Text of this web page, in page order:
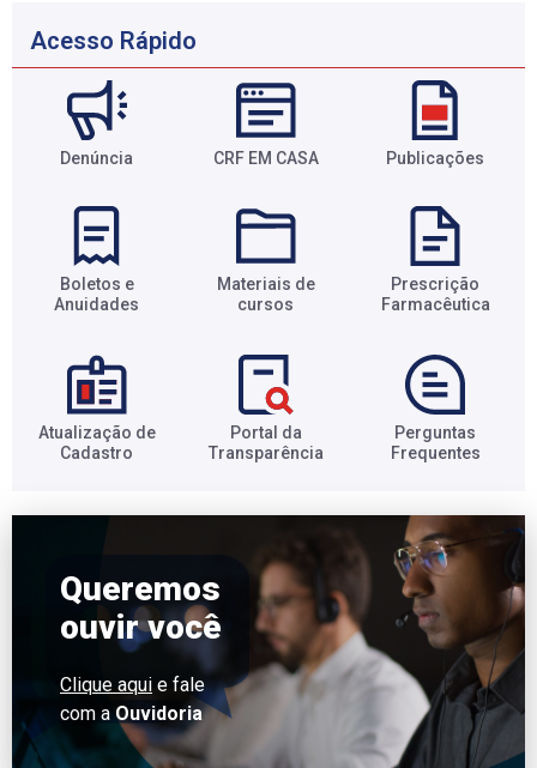
Acesso Rápido
Denúncia CRF EM CASA Publicações
Boletos e
Anuidades​
Materiais de
cursos​
Prescrição
Farmacêutica​
Atualização de
Cadastro​
Portal da
Transparência​
Perguntas
Frequentes​
Queremos
ouvir você
Clique aqui e fale
com a Ouvidoria